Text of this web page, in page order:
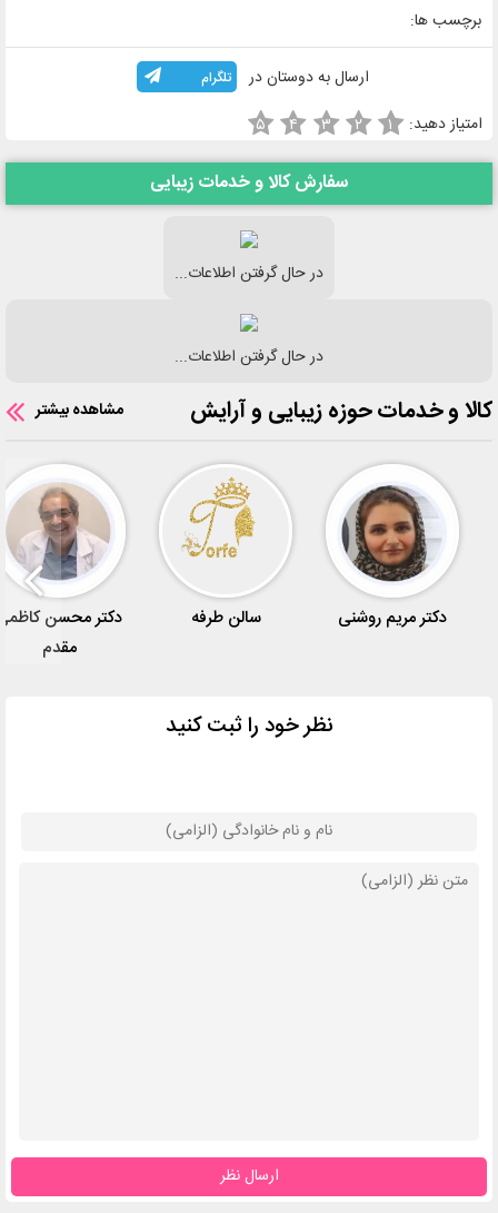
برچسب ها:
ارسال به دوستان در تلگرام
امتیاز دهید: ۱ ۲ ۳ ۴ ۵
سفارش کالا و خدمات زیبایی
در حال گرفتن اطلاعات...
در حال گرفتن اطلاعات...
کالا و خدمات حوزه زیبایی و آرایش مشاهده بیشتر
دکتر مریم روشنی سالن طرفه
دکتر محسن
مقدم
نظر خود را ثبت کنید
ارسال نظر